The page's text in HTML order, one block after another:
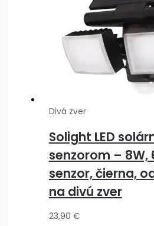
Divá zver
Solight LED
senzorom –
senzor, čierna,
na divú zver
23,90 €